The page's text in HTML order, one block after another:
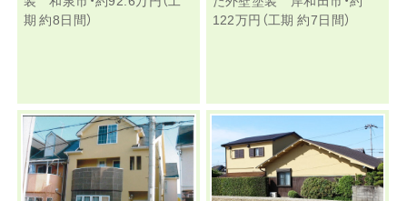
期 約8日間）
122万円（工期 約7日間）